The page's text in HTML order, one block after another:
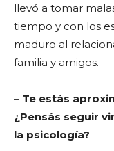
llevó a tomar
tiempo y con los
maduro al
familia y amigos.
– Te estás
¿Pensás seguir
la psicología?